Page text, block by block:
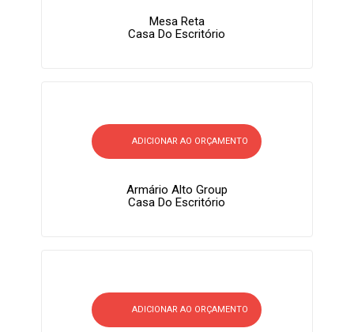
Mesa Reta
Casa Do Escritório
ADICIONAR AO ORÇAMENTO
Armário Alto Group
Casa Do Escritório
ADICIONAR AO ORÇAMENTO